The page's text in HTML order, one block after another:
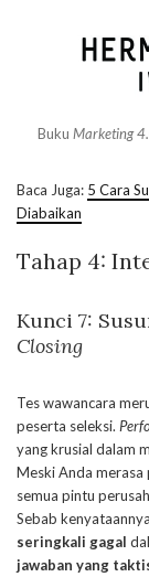
Buku Marketing
Baca Juga: 5 Cara
Diabaikan
Tahap 4:
Kunci 7:
Closing
Tes wawancara
peserta seleksi.
yang krusial dalam
Meski Anda merasa
semua pintu
Sebab
seringkali gagal
jawaban yang